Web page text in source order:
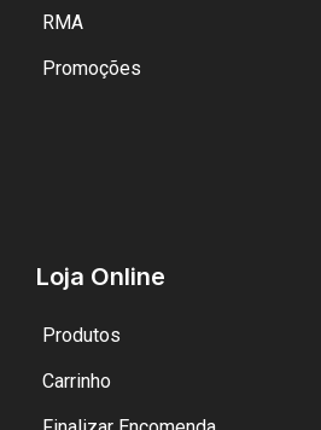
RMA
Promoções
Loja Online
Produtos
Carrinho